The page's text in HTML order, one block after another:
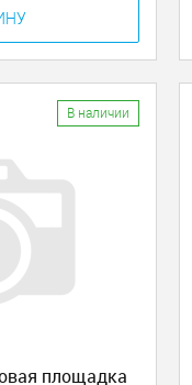
В наличии
площадка